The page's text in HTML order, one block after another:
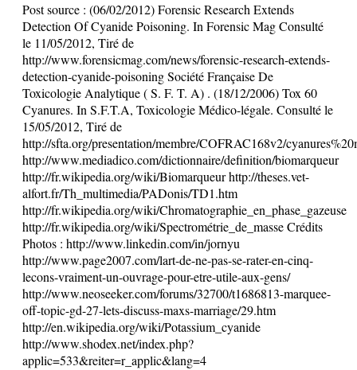
Post source : (06/02/2012) Forensic Research Extends
Detection Of Cyanide Poisoning. In Forensic Mag Consulté
le 11/05/2012, Tiré de
http://www.forensicmag.com/news/forensic-research-extends-
detection-cyanide-poisoning Société Française De
Toxicologie Analytique ( S. F. T. A) . (18/12/2006) Tox 60
Cyanures. In S.F.T.A, Toxicologie Médico-légale. Consulté le
15/05/2012, Tiré de
http://sfta.org/presentation/membre/COFRAC168v2/
http://www.mediadico.com/dictionnaire/definition/biomarqueur
http://fr.wikipedia.org/wiki/Biomarqueur http://theses.vet-
alfort.fr/Th_multimedia/PADonis/TD1.htm
http://fr.wikipedia.org/wiki/Chromatographie_en_phase_gazeuse
http://fr.wikipedia.org/wiki/Spectrométrie_de_masse Crédits
Photos : http://www.linkedin.com/in/jornyu
http://www.page2007.com/lart-de-ne-pas-se-rater-en-cinq-
lecons-vraiment-un-ouvrage-pour-etre-utile-aux-gens/
http://www.neoseeker.com/forums/32700/t1686813-marquee-
off-topic-gd-27-lets-discuss-maxs-marriage/29.htm
http://en.wikipedia.org/wiki/Potassium_cyanide
http://www.shodex.net/index.php?
applic=533&reiter=r_applic&lang=4